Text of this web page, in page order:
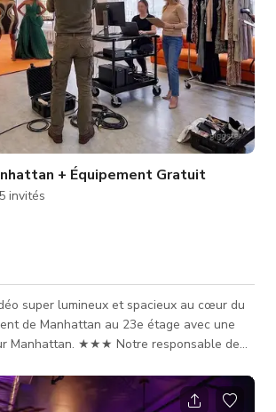
+ Équipement Gratuit
invités
super lumineux et spacieux au cœur du
de Manhattan au 23e étage avec une
Notre responsable de
une excellente séance.★★★ - Tout
avons est à votre disposition